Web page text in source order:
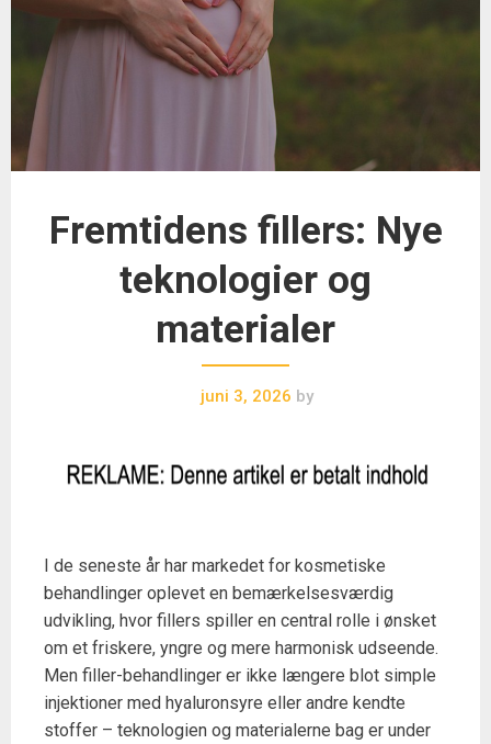
Fremtidens fillers: Nye
teknologier og
materialer
juni 3, 2026 by
I de seneste år har markedet for kosmetiske
behandlinger oplevet en bemærkelsesværdig
udvikling, hvor fillers spiller en central rolle i ønsket
om et friskere, yngre og mere harmonisk udseende.
Men filler-behandlinger er ikke længere blot simple
injektioner med hyaluronsyre eller andre kendte
stoffer – teknologien og materialerne bag er under